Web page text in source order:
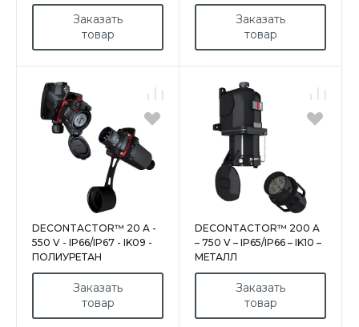
Заказать
товар
Заказать
товар
DECONTACTOR™ 20 A -
550 V - IP66/IP67 - IK09 -
ПОЛИУРЕТАН
Заказать
товар
DECONTACTOR™ 200 A
– 750 V – IP65/IP66 – IK10 –
МЕТАЛЛ
Заказать
товар